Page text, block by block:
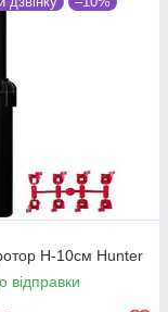
H-10см Hunter
відправки